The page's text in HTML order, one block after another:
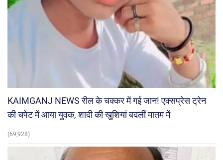
KAIMGANJ NEWS रील के चक्कर में गई जान! एक्सप्रेस ट्रेन
की चपेट में आया युवक, शादी की खुशियां बदलीं मातम में
(69,928)